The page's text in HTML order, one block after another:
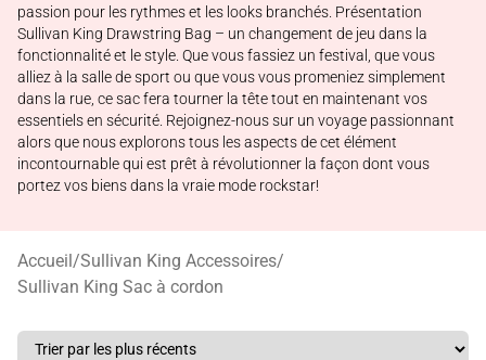
passion pour les rythmes et les looks branchés. Présentation
Sullivan King Drawstring Bag – un changement de jeu dans la
fonctionnalité et le style. Que vous fassiez un festival, que vous
alliez à la salle de sport ou que vous vous promeniez simplement
dans la rue, ce sac fera tourner la tête tout en maintenant vos
essentiels en sécurité. Rejoignez-nous sur un voyage passionnant
alors que nous explorons tous les aspects de cet élément
incontournable qui est prêt à révolutionner la façon dont vous
portez vos biens dans la vraie mode rockstar!
Accueil/Sullivan King Accessoires/
Sullivan King Sac à cordon